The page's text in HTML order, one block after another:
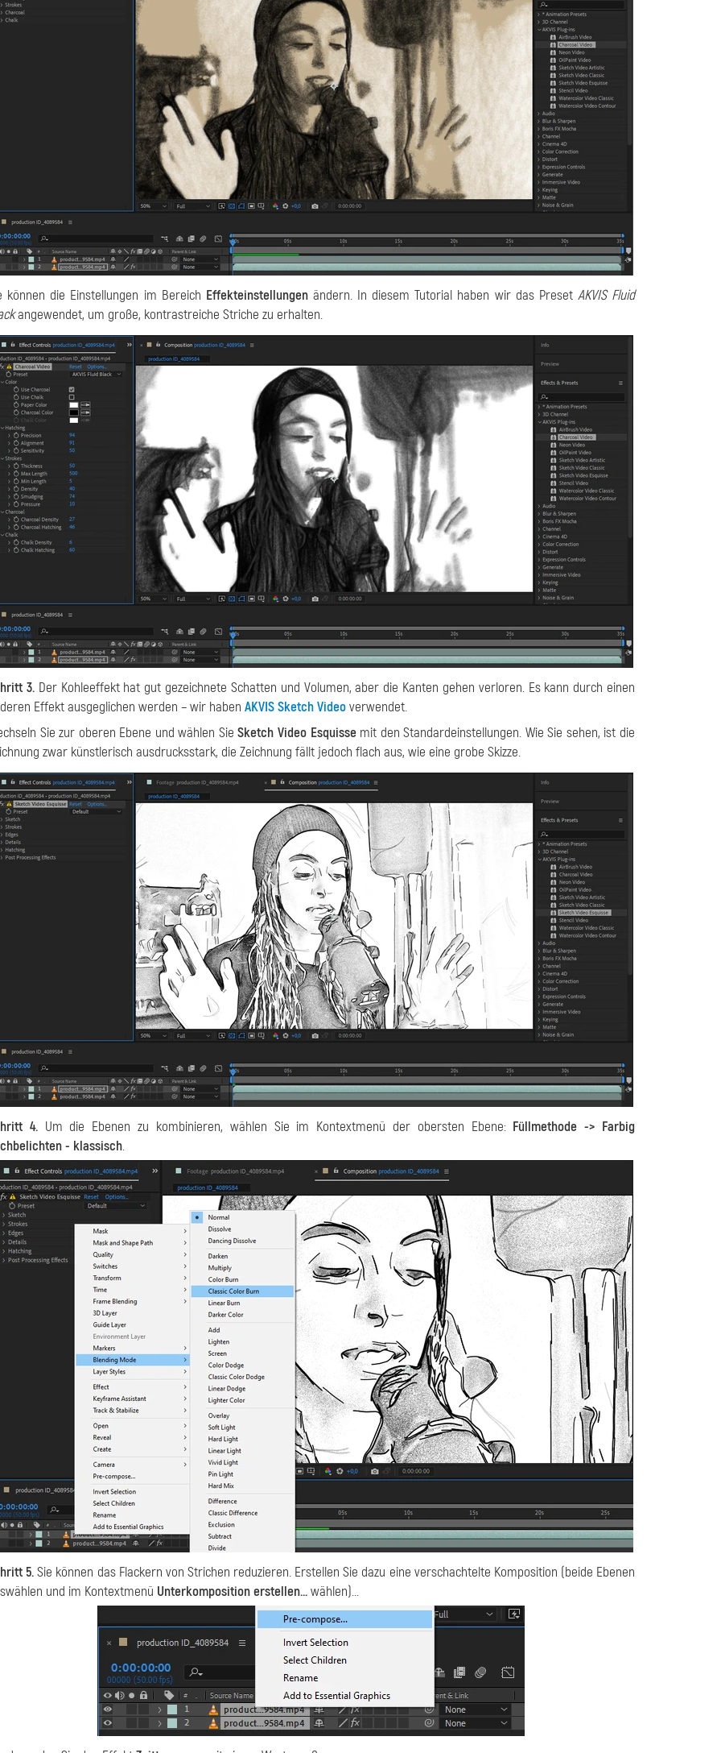
können die Einstellungen im Bereich Effekteinstellungenändern. In diesem Tutorial haben wir das Preset AKVIS Fluid
angewendet, um große, kontrastreiche Striche zu erhalten.
3.Der Kohleeffekt hat gut gezeichnete Schatten und Volumen, aber die Kanten gehen verloren. Es kann durch einen
Effekt ausgeglichen werden – wir haben AKVIS Sketch Videoverwendet.
Sie zur oberen Ebene und wählen SieSketch Video Esquissemit den Standardeinstellungen. Wie Sie sehen, ist die
zwar künstlerisch ausdrucksstark, die Zeichnung fällt jedoch flach aus, wie eine grobe Skizze.
4.Um die Ebenen zu kombinieren, wählen Sie im Kontextmenü der obersten Ebene: Füllmethode -> Farbig
- klassisch.
5.Sie können das Flackern von Strichen reduzieren. Erstellen Sie dazu eine verschachtelte Komposition (beide Ebenen
und im Kontextmenü Unterkomposition erstellen...wählen)...